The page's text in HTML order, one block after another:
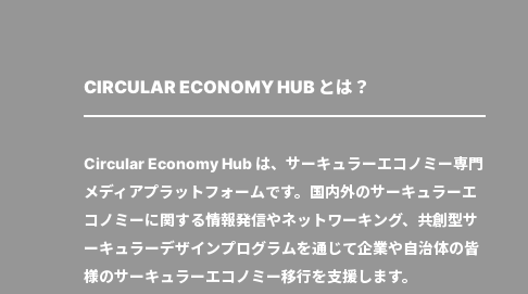
CIRCULAR ECONOMY HUB とは？
Circular Economy Hub は、サーキュラーエコノミー専門
メディアプラットフォームです。国内外のサーキュラーエ
コノミーに関する情報発信やネットワーキング、共創型サ
ーキュラーデザインプログラムを通じて企業や自治体の皆
様のサーキュラーエコノミー移行を支援します。